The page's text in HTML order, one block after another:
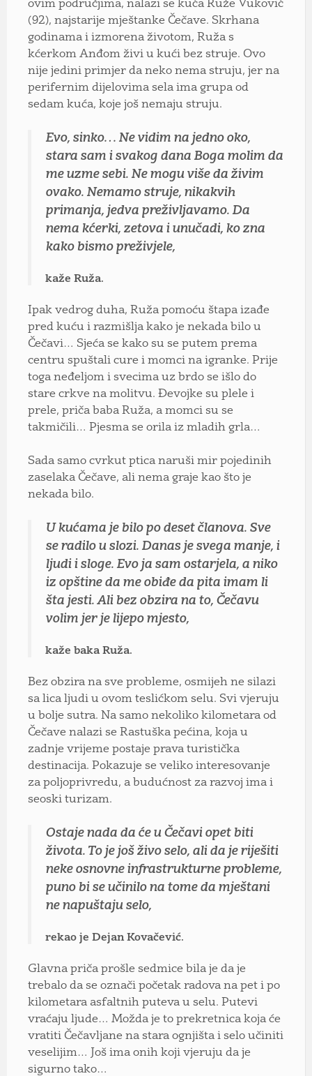
ovim područjima, nalazi se kuća Ruže Vuković
(92), najstarije mještanke Čečave. Skrhana
godinama i izmorena životom, Ruža s
kćerkom Anđom živi u kući bez struje. Ovo
nije jedini primjer da neko nema struju, jer na
perifernim dijelovima sela ima grupa od
sedam kuća, koje još nemaju struju.
Evo, sinko… Ne vidim na jedno oko,
stara sam i svakog dana Boga molim da
me uzme sebi. Ne mogu više da živim
ovako. Nemamo struje, nikakvih
primanja, jedva preživljavamo. Da
nema kćerki, zetova i unučadi, ko zna
kako bismo preživjele,
kaže Ruža.
Ipak vedrog duha, Ruža pomoću štapa izađe
pred kuću i razmišlja kako je nekada bilo u
Čečavi… Sjeća se kako su se putem prema
centru spuštali cure i momci na igranke. Prije
toga neđeljom i svecima uz brdo se išlo do
stare crkve na molitvu. Đevojke su plele i
prele, priča baba Ruža, a momci su se
takmičili… Pjesma se orila iz mladih grla…
Sada samo cvrkut ptica naruši mir pojedinih
zaselaka Čečave, ali nema graje kao što je
nekada bilo.
U kućama je bilo po deset članova. Sve
se radilo u slozi. Danas je svega manje, i
ljudi i sloge. Evo ja sam ostarjela, a niko
iz opštine da me obiđe da pita imam li
šta jesti. Ali bez obzira na to, Čečavu
volim jer je lijepo mjesto,
kaže baka Ruža.
Bez obzira na sve probleme, osmijeh ne silazi
sa lica ljudi u ovom teslićkom selu. Svi vjeruju
u bolje sutra. Na samo nekoliko kilometara od
Čečave nalazi se Rastuška pećina, koja u
zadnje vrijeme postaje prava turistička
destinacija. Pokazuje se veliko interesovanje
za poljoprivredu, a budućnost za razvoj ima i
seoski turizam.
Ostaje nada da će u Čečavi opet biti
života. To je još živo selo, ali da je riješiti
neke osnovne infrastrukturne probleme,
puno bi se učinilo na tome da mještani
ne napuštaju selo,
rekao je Dejan Kovačević.
Glavna priča prošle sedmice bila je da je
trebalo da se označi početak radova na pet i po
kilometara asfaltnih puteva u selu. Putevi
vraćaju ljude… Možda je to prekretnica koja će
vratiti Čečavljane na stara ognjišta i selo učiniti
veselijim… Još ima onih koji vjeruju da je
sigurno tako…